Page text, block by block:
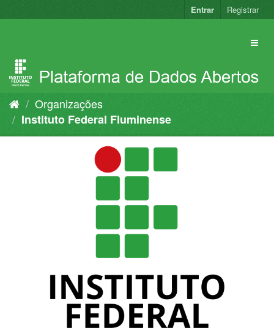
para
Entrar Registrar
Organizações
Instituto Federal Fluminense